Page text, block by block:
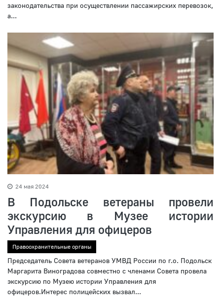
законодательства при осуществлении пассажирских перевозок,
а...
24 мая 2024
В Подольске ветераны провели
экскурсию в Музее истории
Управления для офицеров
Правоохранительные органы
Председатель Совета ветеранов УМВД России по г.о. Подольск
Маргарита Виноградова совместно с членами Совета провела
экскурсию по Музею истории Управления для
офицеров.Интерес полицейских вызвал...